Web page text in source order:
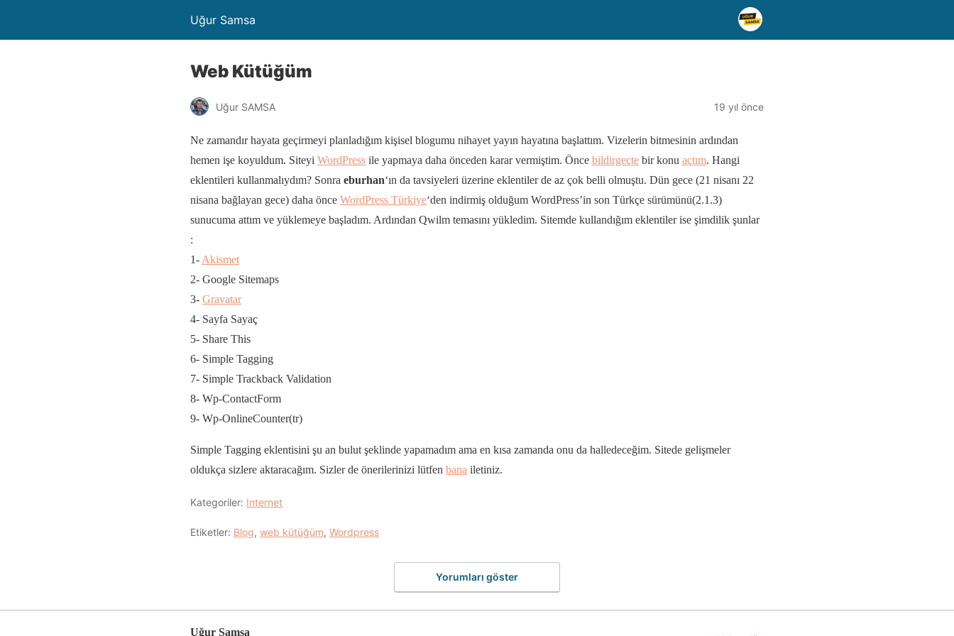
Uğur Samsa
Web Kütüğüm
Uğur SAMSA 19 yıl önce
Ne zamandır hayata geçirmeyi planladığım kişisel blogumu nihayet yayın hayatına başlattım. Vizelerin bitmesinin ardından
hemen işe koyuldum. Siteyi WordPress ile yapmaya daha önceden karar vermiştim. Önce bildirgeçte bir konu açtım. Hangi
eklentileri kullanmalıydım? Sonra eburhan‘ın da tavsiyeleri üzerine eklentiler de az çok belli olmuştu. Dün gece (21 nisanı 22
nisana bağlayan gece) daha önce WordPress Türkiye‘den indirmiş olduğum WordPress’in son Türkçe sürümünü(2.1.3)
sunucuma attım ve yüklemeye başladım. Ardından Qwilm temasını yükledim. Sitemde kullandığım eklentiler ise şimdilik şunlar
:
1- Akismet
2- Google Sitemaps
3- Gravatar
4- Sayfa Sayaç
5- Share This
6- Simple Tagging
7- Simple Trackback Validation
8- Wp-ContactForm
9- Wp-OnlineCounter(tr)
Simple Tagging eklentisini şu an bulut şeklinde yapamadım ama en kısa zamanda onu da halledeceğim. Sitede gelişmeler
oldukça sizlere aktaracağım. Sizler de önerilerinizi lütfen bana iletiniz.
Kategoriler: Internet
Etiketler: Blog, web kütüğüm, Wordpress
Yorumları göster
Uğur Samsa